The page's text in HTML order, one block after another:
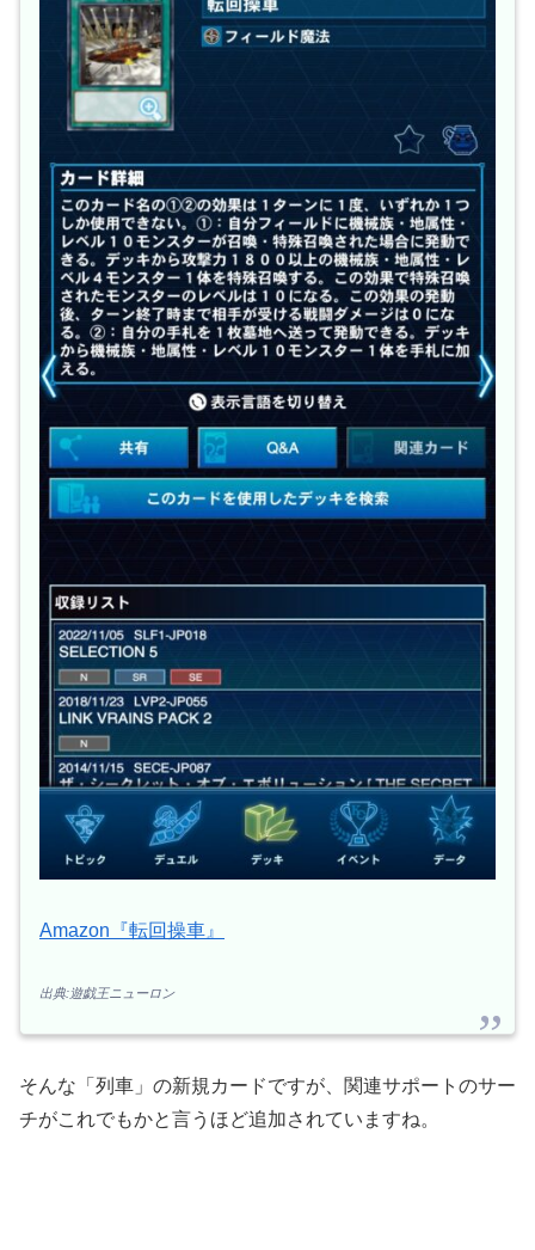
Amazon『転回操車』
出典:遊戯王ニューロン
そんな「列車」の新規カードですが、関連サポートのサー
チがこれでもかと言うほど追加されていますね。